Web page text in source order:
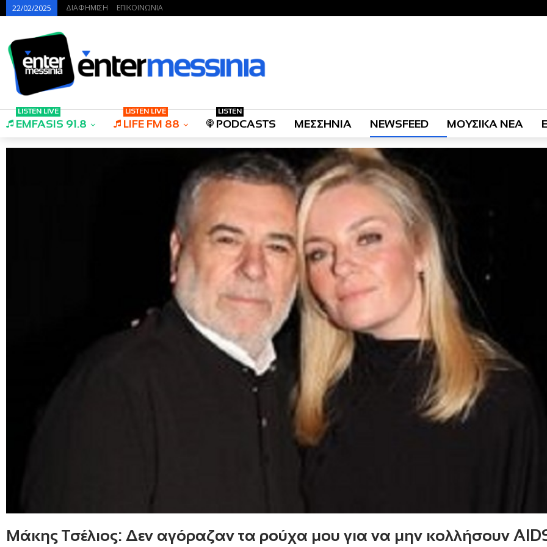
22/02/2025 ΔΙΑΦΗΜΙΣΗ ΕΠΙΚΟΙΝΩΝΙΑ
EMFASIS 91.8
LISTEN LIVE
LIFE FM 88
LISTEN LIVE
PODCASTS
LISTEN
ΜΕΣΣΗΝΙΑ NEWSFEED ΜΟΥΣΙΚΑ ΝΕΑ
Μάκης Τσέλιος: Δεν αγόραζαν τα ρούχα μου για να μην κολλήσουν